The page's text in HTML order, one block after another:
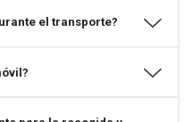
el transporte?